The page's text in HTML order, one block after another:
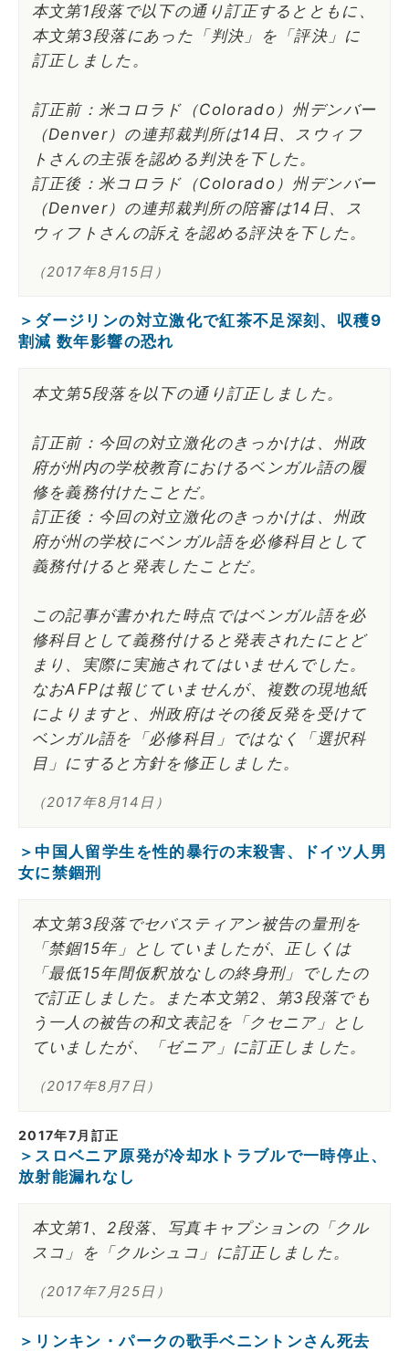
本文第1段落で以下の通り訂正するとともに、
本文第3段落にあった「判決」を「評決」に
訂正しました。
訂正前：米コロラド（Colorado）州デンバー
（Denver）の連邦裁判所は14日、スウィフ
トさんの主張を認める判決を下した。
訂正後：米コロラド（Colorado）州デンバー
（Denver）の連邦裁判所の陪審は14日、ス
ウィフトさんの訴えを認める評決を下した。
（2017年8月15日）
＞ダージリンの対立激化で紅茶不足深刻、収穫9
割減 数年影響の恐れ
本文第5段落を以下の通り訂正しました。
訂正前：今回の対立激化のきっかけは、州政
府が州内の学校教育におけるベンガル語の履
修を義務付けたことだ。
訂正後：今回の対立激化のきっかけは、州政
府が州の学校にベンガル語を必修科目として
義務付けると発表したことだ。
この記事が書かれた時点ではベンガル語を必
修科目として義務付けると発表されたにとど
まり、実際に実施されてはいませんでした。
なおAFPは報じていませんが、複数の現地紙
によりますと、州政府はその後反発を受けて
ベンガル語を「必修科目」ではなく「選択科
目」にすると方針を修正しました。
（2017年8月14日）
＞中国人留学生を性的暴行の末殺害、ドイツ人男
女に禁錮刑
本文第3段落でセバスティアン被告の量刑を
「禁錮15年」としていましたが、正しくは
「最低15年間仮釈放なしの終身刑」でしたの
で訂正しました。また本文第2、第3段落でも
う一人の被告の和文表記を「クセニア」とし
ていましたが、「ゼニア」に訂正しました。
（2017年8月7日）
2017年7月訂正
＞スロベニア原発が冷却水トラブルで一時停止、
放射能漏れなし
本文第1、2段落、写真キャプションの「クル
スコ」を「クルシュコ」に訂正しました。
（2017年7月25日）
＞リンキン・パークの歌手ベニントンさん死去